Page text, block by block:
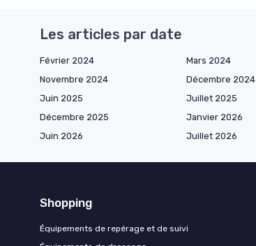
Les articles par date
Février 2024 Mars 2024
Novembre 2024
Décembre 2024
Juin 2025
Juillet 2025
Décembre 2025
Janvier 2026
Juin 2026
Juillet 2026
Shopping
Équipements de repérage et de suivi